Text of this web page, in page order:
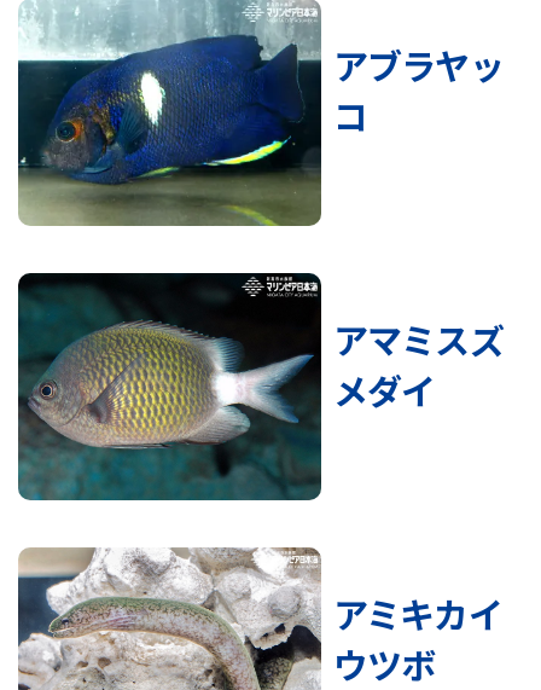
アブラヤッ
コ
アマミスズ
メダイ
アミキカイ
ウツボ